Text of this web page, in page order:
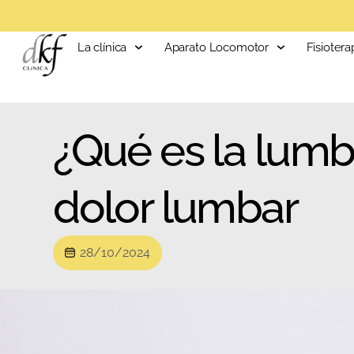
La clínica Aparato Locomotor
¿Qué es la
dolor lumbar
28/10/2024